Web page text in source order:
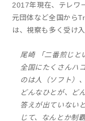
2017年現在、テレワ
元団体など全国から
は、視察も多く受け
尾崎 「二番煎じと
全国にたくさんハ
のは人（ソフト）
どんなひとが、ど
答えが出ていない
じて、なんとか制